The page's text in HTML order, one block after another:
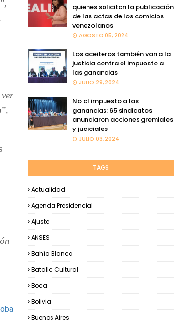
”,
.
”,
quienes solicitan la publicación
de las actas de los comicios
venezolanos
AGOSTO 05, 2024
Los aceiteros también van a la
justicia contra el impuesto a
las ganancias
JULIO 29, 2024
No al impuesto a las
ganancias: 65 sindicatos
anunciaron acciones gremiales
y judiciales
JULIO 03, 2024
TAGS
Actualidad
Agenda Presidencial
Ajuste
ANSES
Bahía Blanca
Batalla Cultural
Boca
Bolivia
Buenos Aires